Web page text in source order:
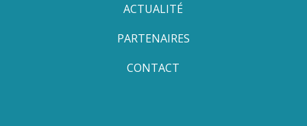
ACTUALITÉ
PARTENAIRES
CONTACT